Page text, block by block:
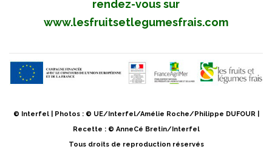
rendez-vous sur
www.lesfruitsetlegumesfrais.com
© Interfel | Photos : © UE/Interfel/Amélie Roche/Philippe DUFOUR |
Recette : © AnneCé Bretin/Interfel
Tous droits de reproduction réservés